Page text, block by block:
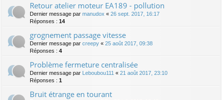
Retour atelier moteur EA189 - pollution
Dernier message par manudox « 26 sept. 2017, 16:17
Réponses : 14
grognement passage vitesse
Dernier message par creepy « 25 août 2017, 09:38
Réponses : 4
Problème fermeture centralisée
Dernier message par Leboubou111 « 21 août 2017, 23:10
Réponses : 1
Bruit étrange en tourant